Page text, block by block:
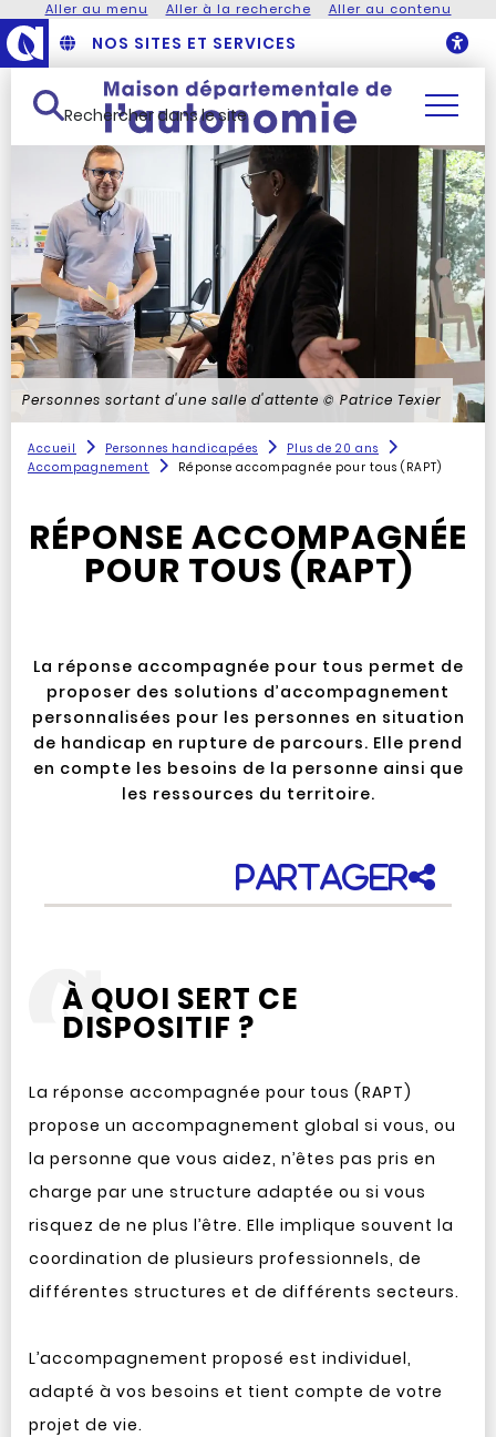
Aller au menu Aller à la recherche Aller au contenu
NOS SITES ET SERVICES
Rechercher dans le site
Personnes sortant d'une salle d'attente © Patrice Texier
Accueil Personnes handicapées
Plus de 20 ans
Accompagnement
Réponse accompagnée pour tous (RAPT)
RÉPONSE ACCOMPAGNÉE
POUR TOUS (RAPT)
La réponse accompagnée pour tous permet de
proposer des solutions d’accompagnement
personnalisées pour les personnes en situation
de handicap en rupture de parcours. Elle prend
en compte les besoins de la personne ainsi que
les ressources du territoire.
Partager
À QUOI SERT CE
DISPOSITIF ?
La réponse accompagnée pour tous (RAPT)
propose un accompagnement global si vous, ou
la personne que vous aidez, n’êtes pas pris en
charge par une structure adaptée ou si vous
risquez de ne plus l’être. Elle implique souvent la
coordination de plusieurs professionnels, de
différentes structures et de différents secteurs.
L’accompagnement proposé est individuel,
adapté à vos besoins et tient compte de votre
projet de vie.